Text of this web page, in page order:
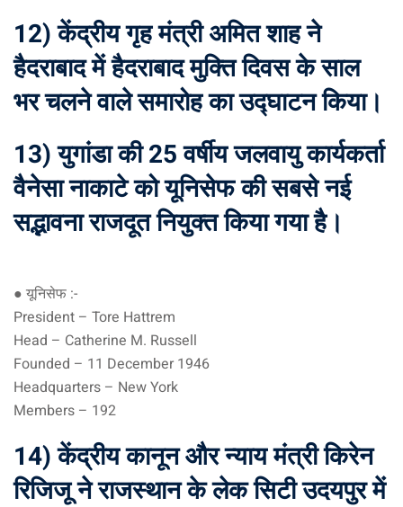
12) केंद्रीय गृह मंत्री अमित शाह ने
हैदराबाद में हैदराबाद मुक्ति दिवस के साल
भर चलने वाले समारोह का उद्घाटन किया।
13) युगांडा की 25 वर्षीय जलवायु कार्यकर्ता
वैनेसा नाकाटे को यूनिसेफ की सबसे नई
सद्भावना राजदूत नियुक्त किया गया है।
● यूनिसेफ :-
President – Tore Hattrem
Head – Catherine M. Russell
Founded – 11 December 1946
Headquarters – New York
Members – 192
14) केंद्रीय कानून और न्याय मंत्री किरेन
रिजिजू ने राजस्थान के लेक सिटी उदयपुर में